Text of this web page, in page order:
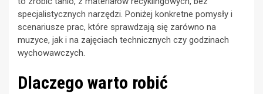
specjalistycznych narzędzi. Poniżej konkretne pomysły i
scenariusze prac, które sprawdzają się zarówno na
muzyce, jak i na zajęciach technicznych czy godzinach
wychowawczych.
Dlaczego warto robić